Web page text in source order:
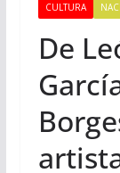
CULTURA
De